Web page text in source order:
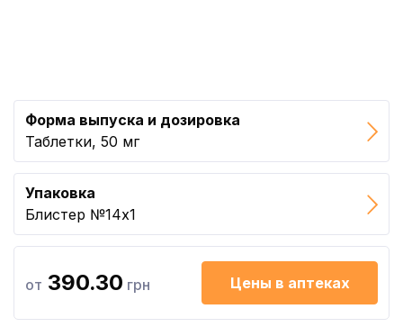
Форма выпуска и дозировка
Таблетки, 50 мг
Упаковка
Блистер №14x1
от 390.30 грн Цены в аптеках